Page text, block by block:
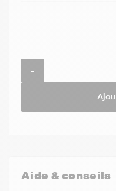
-
Aide & conseils